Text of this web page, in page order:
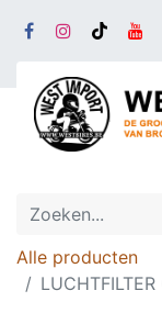
Alle producten